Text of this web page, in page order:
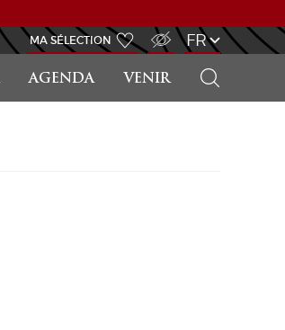
AGENDA VENIR
MA SÉLECTION FR